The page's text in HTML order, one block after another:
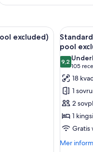
två sängar, utsikt över en
excluded)
Öppna
alla
foton
för
-
1
säng
6
pool
9,29,2 av 10
105
(105
18
1
2
1
Gratis
Mer
Mer